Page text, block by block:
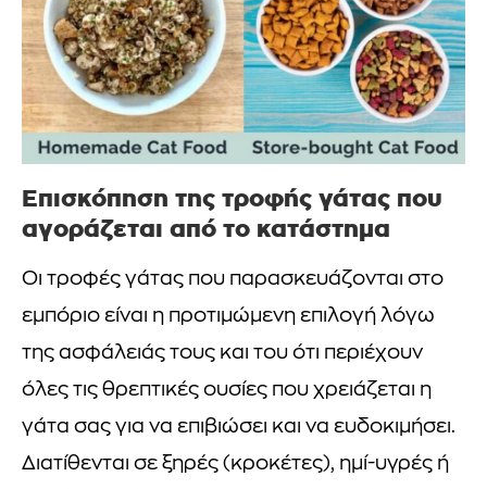
Επισκόπηση της τροφής γάτας που
αγοράζεται από το κατάστημα
Οι τροφές γάτας που παρασκευάζονται στο
εμπόριο είναι η προτιμώμενη επιλογή λόγω
της ασφάλειάς τους και του ότι περιέχουν
όλες τις θρεπτικές ουσίες που χρειάζεται η
γάτα σας για να επιβιώσει και να ευδοκιμήσει.
Διατίθενται σε ξηρές (κροκέτες), ημί-υγρές ή